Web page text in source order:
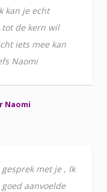
kan je echt
de kern wil
iets mee kan
Naomi
Naomi
met je , Ik
aanvoelde